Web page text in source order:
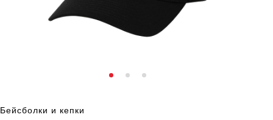
Бейсболки и кепки